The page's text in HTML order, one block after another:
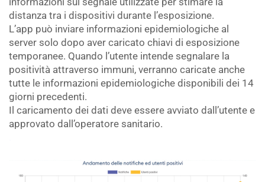
distanza tra i dispositivi durante l’esposizione.
L’app può inviare informazioni epidemiologiche al
server solo dopo aver caricato chiavi di esposizione
temporanee. Quando l’utente intende segnalare la
positività attraverso immuni, verranno caricate anche
tutte le informazioni epidemiologiche disponibili dei 14
giorni precedenti.
Il caricamento dei dati deve essere avviato dall’utente e
approvato dall’operatore sanitario.